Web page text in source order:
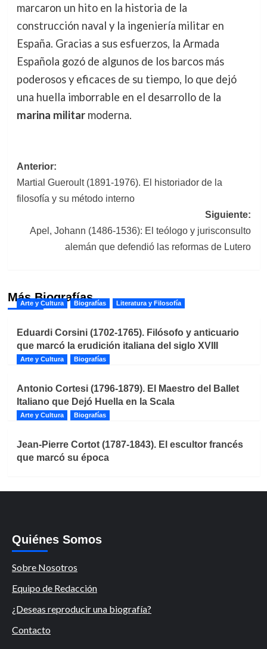
marcaron un hito en la historia de la
construcción naval y la ingeniería militar en
España. Gracias a sus esfuerzos, la Armada
Española gozó de algunos de los barcos más
poderosos y eficaces de su tiempo, lo que dejó
una huella imborrable en el desarrollo de la
marina militarmoderna.
Navegación
de
entradas
Anterior:
Martial Gueroult (1891-1976). El historiador de la
filosofía y su método interno
Siguiente:
Apel, Johann (1486-1536): El teólogo y jurisconsulto
alemán que defendió las reformas de Lutero
Más Biografías
Arte y Cultura Biografías Literatura y Filosofía
Eduardi Corsini (1702-1765). Filósofo y anticuario
que marcó la erudición italiana del siglo XVIII
Arte y Cultura Biografías
Antonio Cortesi (1796-1879). El Maestro del Ballet
Italiano que Dejó Huella en la Scala
Arte y Cultura Biografías
Jean-Pierre Cortot (1787-1843). El escultor francés
que marcó su época
Quiénes Somos
Sobre Nosotros
Equipo de Redacción
¿Deseas reproducir una biografía?
Contacto